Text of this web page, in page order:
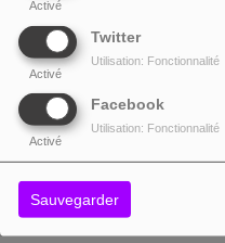
Activé
Twitter
Activé
Utilisation: Fonctionnalité
Facebook
Activé
Utilisation: Fonctionnalité
Sauvegarder
OCT.
06
06 octobre 2026
20:00 - 23:00